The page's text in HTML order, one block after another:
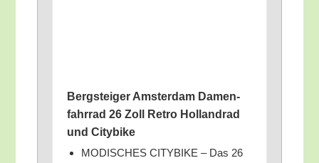
Berg­stei­ger Ams­ter­dam Damen­
fahr­rad 26 Zoll Retro Hol­land­rad
und Citybike
MODISCHES CITYBIKE – Das 26